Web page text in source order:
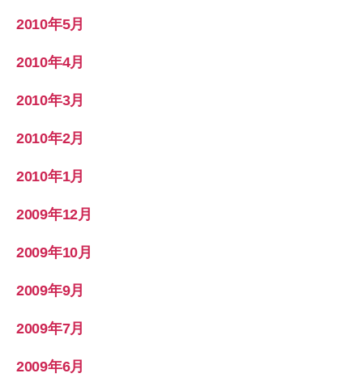
2010年5月
2010年4月
2010年3月
2010年2月
2010年1月
2009年12月
2009年10月
2009年9月
2009年7月
2009年6月